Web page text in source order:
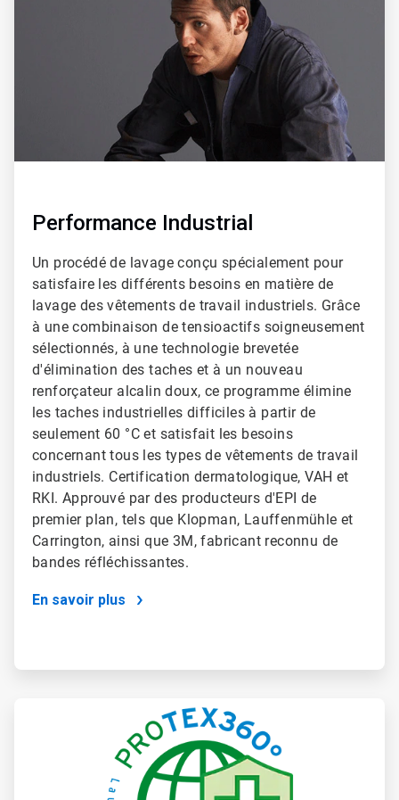
Performance Industrial
Un procédé de lavage conçu spécialement pour
satisfaire les différents besoins en matière de
lavage des vêtements de travail industriels. Grâce
à une combinaison de tensioactifs soigneusement
sélectionnés, à une technologie brevetée
d'élimination des taches et à un nouveau
renforçateur alcalin doux, ce programme élimine
les taches industrielles difficiles à partir de
seulement 60 °C et satisfait les besoins
concernant tous les types de vêtements de travail
industriels. Certification dermatologique, VAH et
RKI. Approuvé par des producteurs d'EPI de
premier plan, tels que Klopman, Lauffenmühle et
Carrington, ainsi que 3M, fabricant reconnu de
bandes réfléchissantes.
En savoir plus